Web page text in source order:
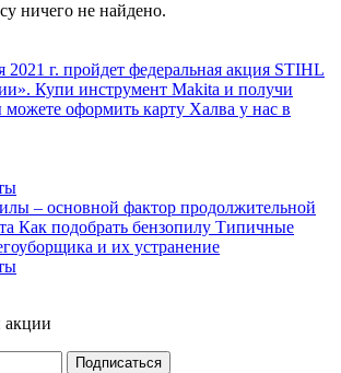
ничего не найдено.
г. пройдет федеральная акция STIHL
Купи инструмент Makita и получи
можете оформить карту Халва у нас в
– основной фактор продолжительной
Как подобрать бензопилу Типичные
и их устранение
акции
Подписаться